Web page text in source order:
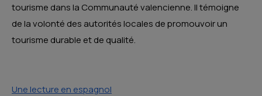
tourisme dans la Communauté valencienne. Il témoigne
de la volonté des autorités locales de promouvoir un
tourisme durable et de qualité.
Une lecture en espagnol